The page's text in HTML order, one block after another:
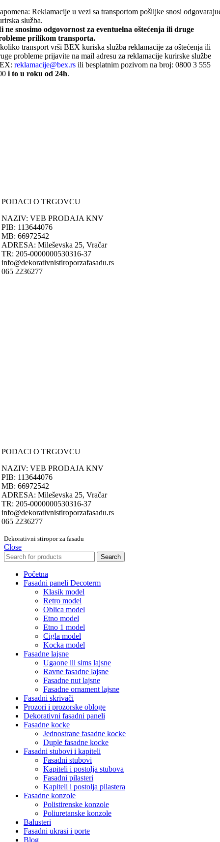
Reklamacije u vezi sa transportom pošiljke snosi
služba.
ne snosimo odgovornost za eventuelna oštećenja ili druge
prilikom transporta.
transport vrši BEX kuriska služba reklamacije za oštećenja ili
probleme prijavite na mail adresu za reklamacije kurirske službe
reklamacije@bex.rs ili besplatnim pozivom na broj: 0800 3 555
i to u roku od 24h.
PODACI O TRGOVCU
NAZIV: VEB PRODAJA KNV
PIB: 113644076
MB: 66972542
ADRESA: Mileševska 25, Vračar
TR: 205-0000000530316-37
info@dekorativnistiroporzafasadu.rs
065 2236277
PODACI O TRGOVCU
NAZIV: VEB PRODAJA KNV
PIB: 113644076
MB: 66972542
ADRESA: Mileševska 25, Vračar
TR: 205-0000000530316-37
info@dekorativnistiroporzafasadu.rs
065 2236277
Dekorativni stiropor za fasadu
Close
Search
Početna
Fasadni paneli Decoterm
Klasik model
Retro model
Oblica model
Etno model
Etno 1 model
Cigla model
Kocka model
Fasadne lajsne
Ugaone ili sims lajsne
Ravne fasadne lajsne
Fasadne nut lajsne
Fasadne ornament lajsne
Fasadni skrivači
Prozori i prozorske obloge
Dekorativni fasadni paneli
Fasadne kocke
Jednostrane fasadne kocke
Duple fasadne kocke
Fasadni stubovi i kapiteli
Fasadni stubovi
Kapiteli i postolja stubova
Fasadni pilasteri
Kapiteli i postolja pilastera
Fasadne konzole
Polistirenske konzole
Poliuretanske konzole
Balusteri
Fasadni ukrasi i porte
Blog